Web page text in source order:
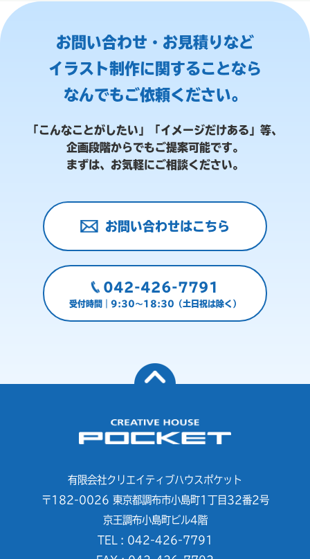
お問い合わせ・お見積りなど
イラスト制作に関することなら
なんでもご依頼ください。
「こんなことがしたい」「イメージだけある」等、
企画段階からでもご提案可能です。
まずは、お気軽にご相談ください。
お問い合わせはこちら
042-426-7791
受付時間｜9:30～18:30（土日祝は除く）
有限会社クリエイティブハウスポケット
〒182-0026 東京都調布市小島町1丁目32番2号
京王調布小島町ビル4階
TEL : 042-426-7791